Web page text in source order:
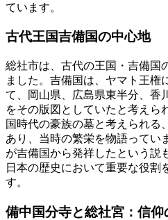
ています。
古代王国吉備国の中心地
総社市は、古代の王国・吉備国
ました。吉備国は、ヤマト王権
て、岡山県、広島県東半分、香
をその版図としていたと考えら
国時代の豪族の墓と考えられる
あり、当時の繁栄を物語ってい
が吉備国から発祥したという説
日本の歴史において重要な役割
す。
備中国分寺と総社宮：信仰